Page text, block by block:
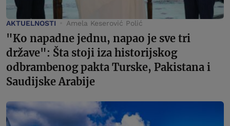
AKTUELNOSTI Amela Keserović Polić
"Ko napadne jednu, napao je sve tri
države": Šta stoji iza historijskog
odbrambenog pakta Turske, Pakistana i
Saudijske Arabije